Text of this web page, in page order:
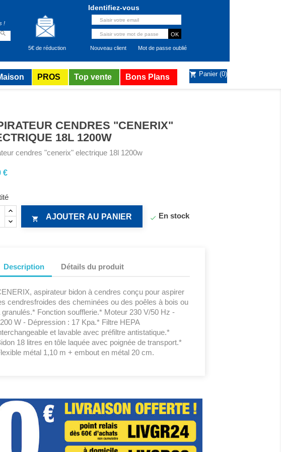
!

5€ de réduction
Identifiez-vous
Nouveau client Mot de passe oublié
shopping_cart Panier (0)
PROS Top vente Bons Plans
CENDRES "CENERIX"
18L 1200W
cendres "cenerix" electrique 18l 1200w
€
 AJOUTER AU PANIER  En stock
Description Détails du produit
aspirateur bidon à cendres conçu pour aspirer
cendresfroides des cheminées ou des poêles à bois ou
granulés.* Fonction soufflerie.* Moteur 230 V/50 Hz -
W - Dépression : 17 Kpa.* Filtre HEPA
et lavable avec préfiltre antistatique.*
18 litres en tôle laquée avec poignée de transport.*
métal 1,10 m + embout en métal 20 cm.